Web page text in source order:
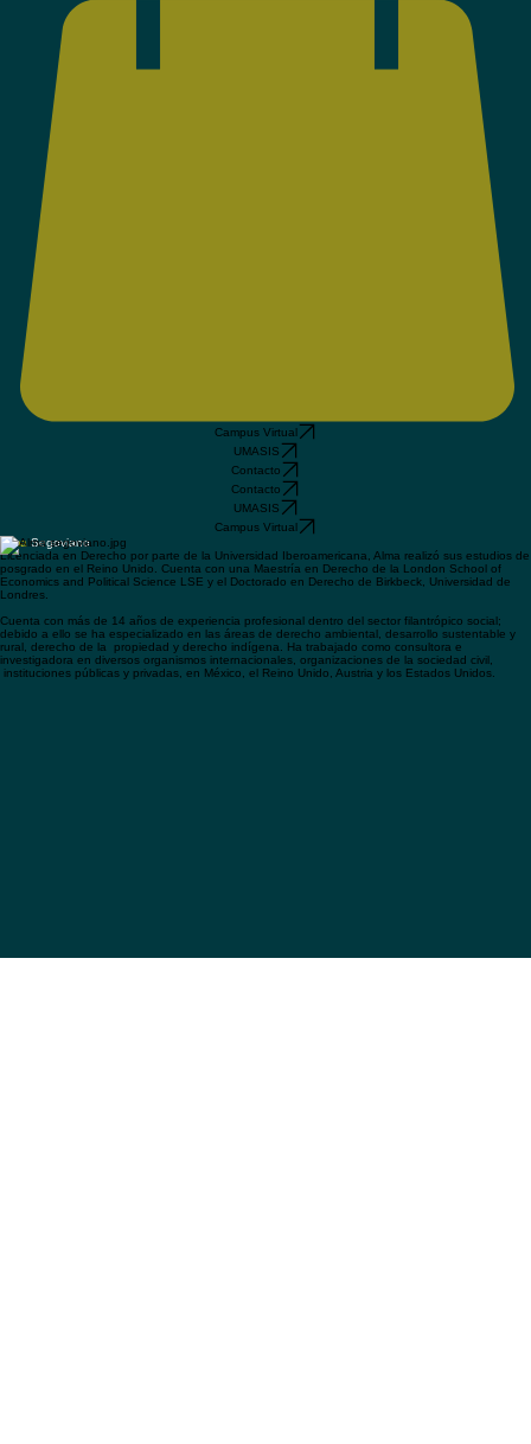
Campus Virtual
UMASIS
Contacto
Contacto
UMASIS
AlmaSegoviano
Licenciada en Derecho por parte de la Universidad Iberoamericana, Alma realizó sus estudios de
posgrado en el Reino Unido. Cuenta con una Maestría en Derecho de la London School of
Economics and Political Science LSE y el Doctorado en Derecho de Birkbeck, Universidad de
Cuenta con más de 14 años de experiencia profesional dentro del sector filantrópico social;
debido a ello se ha especializado en las áreas de derecho ambiental, desarrollo sustentable y
rural, derecho de la propiedad y derecho indígena. Ha trabajado como consultora e
investigadora en diversos organismos internacionales, organizaciones de la sociedad civil,